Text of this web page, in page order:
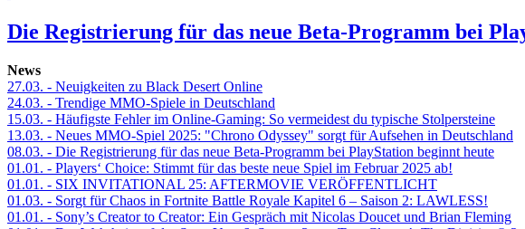
Die Registrierung für das neue Beta-Programm bei
News
27.03. - Neuigkeiten zu Black Desert Online
24.03. - Trendige MMO-Spiele in Deutschland
15.03. - Häufigste Fehler im Online-Gaming: So vermeidest du typische Stolpersteine
13.03. - Neues MMO-Spiel 2025: "Chrono Odyssey" sorgt für Aufsehen in Deutschland
08.03. - Die Registrierung für das neue Beta-Programm bei PlayStation beginnt heute
01.01. - Players‘ Choice: Stimmt für das beste neue Spiel im Februar 2025 ab!
01.01. - SIX INVITATIONAL 25: AFTERMOVIE VERÖFFENTLICHT
01.03. - Sorgt für Chaos in Fortnite Battle Royale Kapitel 6 – Saison 2: LAWLESS!
01.01. - Sony’s Creator to Creator: Ein Gespräch mit Nicolas Doucet und Brian Fleming